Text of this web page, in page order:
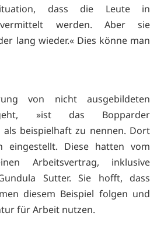
dass die Leute in
vermittelt werden. Aber sie
lang wieder.« Dies könne man
von nicht ausgebildeten
»ist das Bopparder
als beispielhaft zu nennen. Dort
eingestellt. Diese hatten vom
Arbeitsvertrag, inklusive
Sutter. Sie hofft, dass
diesem Beispiel folgen und
für Arbeit nutzen.